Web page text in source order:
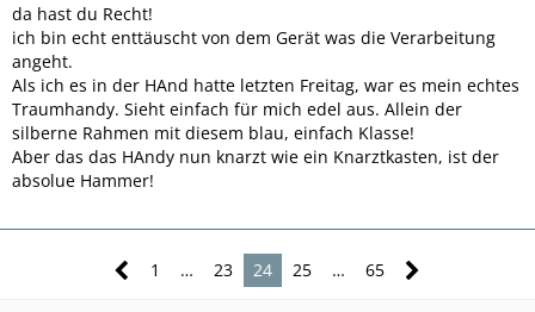
da hast du Recht!
ich bin echt enttäuscht von dem Gerät was die Verarbeitung
angeht.
Als ich es in der HAnd hatte letzten Freitag, war es mein echtes
Traumhandy. Sieht einfach für mich edel aus. Allein der
silberne Rahmen mit diesem blau, einfach Klasse!
Aber das das HAndy nun knarzt wie ein Knarztkasten, ist der
absolue Hammer!
1 … 23 24 25 … 65